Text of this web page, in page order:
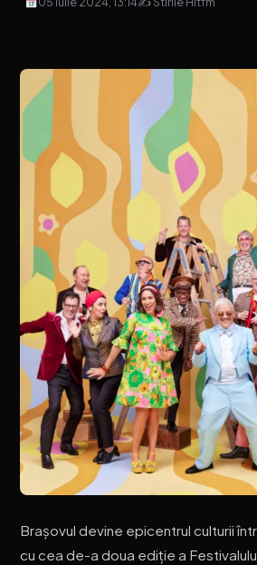
Brașovul devine epicentrul culturii
cu cea de-a doua ediție a